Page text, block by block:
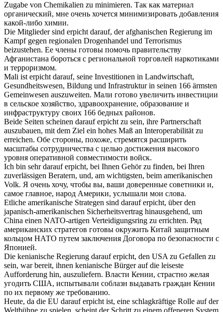
Zugabe von Chemikalien zu minimieren. Так как материал
органический, мне очень хочется минимизировать добавления
какой-либо химии.
Die Mitglieder sind erpichtdarauf, der afghanischen Regierung im
Kampf gegen regionalen Drogenhandel und Terrorismus
beizustehen. Ее члены готовы помочь правительству
Афганистана бороться с региональной торговлей наркотиками
и терроризмом.
Mali isterpichtdarauf, seine Investitionen in Landwirtschaft,
Gesundheitswesen, Bildung und Infrastruktur in seinen 166 ärmsten
Gemeinwesen auszuweiten. Мали готово увеличить инвестиции
в сельское хозяйство, здравоохранение, образование и
инфраструктуру своих 166 бедных районов.
Beide Seiten scheinen darauferpichtzu sein, ihre Partnerschaft
auszubauen, mit dem Ziel ein hohes Maß an Interoperabilität zu
erreichen. Обе стороны, похоже, стремятся расширить
масштабы сотрудничества с целью достижения высокого
уровня оперативной совместимости войск.
Ich bin sehr darauferpicht, bei Ihnen Gehör zu finden, bei Ihren
zuverlässigen Beratern, und, am wichtigsten, beim amerikanischen
Volk. Я очень хочу, чтобы вы, ваши доверенные советники и,
самое главное, народ Америки, услышали мои слова.
Etliche amerikanische Strategen sind darauferpicht, über den
japanisch-amerikanischen Sicherheitsvertrag hinausgehend, um
China einen NATO-artigen Verteidigungsring zu errichten. Ряд
американских стратегов готовы окружить Китай защитным
кольцом НАТО путем заключения Договора по безопасности с
Японией.
Die kenianische Regierung darauferpicht, den USA zu Gefallen zu
sein, war bereit, ihnen kenianische Bürger auf die leiseste
Aufforderung hin, auszuliefern. Власти Кении, страстно желая
угодить США, испытывали соблазн выдавать граждан Кении
по их первому же требованию.
Heute, da die EU darauferpichtist, eine schlagkräftige Rolle auf der